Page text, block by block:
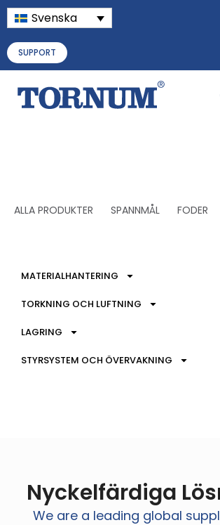
Svenska
SUPPORT
ALLA PRODUKTER SPANNMÅL FODER
MATERIALHANTERING
TORKNING OCH LUFTNING
LAGRING
STYRSYSTEM OCH ÖVERVAKNING
Nyckelfärdiga
We are a leading global